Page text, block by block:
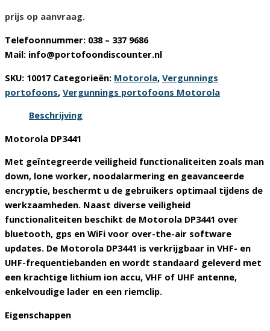
prijs op aanvraag.
Telefoonnummer: 038 – 337 9686
Mail: info@portofoondiscounter.nl
SKU: 10017 Categorieën: Motorola, Vergunnings
portofoons, Vergunnings portofoons Motorola
Beschrijving
Motorola DP3441
Met geïntegreerde veiligheid functionaliteiten zoals man
down, lone worker, noodalarmering en geavanceerde
encryptie, beschermt u de gebruikers optimaal tijdens de
werkzaamheden. Naast diverse veiligheid
functionaliteiten beschikt de Motorola DP3441 over
bluetooth, gps en WiFi voor over-the-air software
updates. De Motorola DP3441 is verkrijgbaar in VHF- en
UHF-frequentiebanden en wordt standaard geleverd met
een krachtige lithium ion accu, VHF of UHF antenne,
enkelvoudige lader en een riemclip.
Eigenschappen